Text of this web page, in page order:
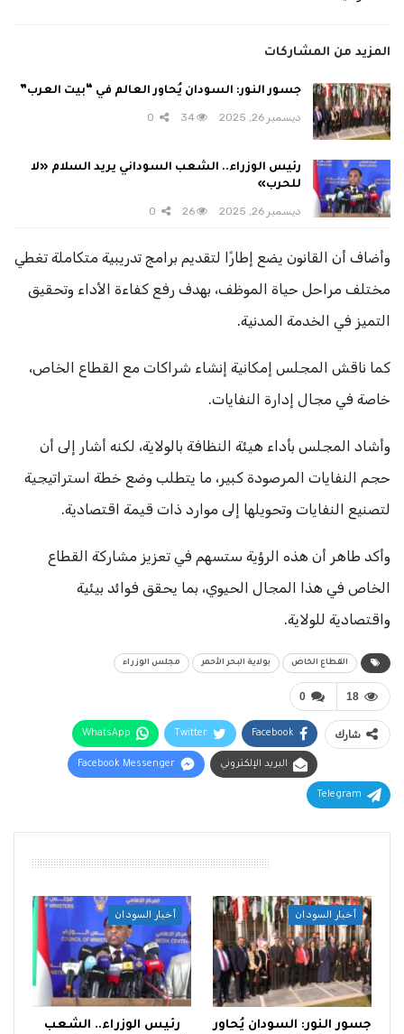
المزيد من المشاركات
جسور النور: السودان يُحاور العالم في “بيت العرب”
ديسمبر 26, 2025 34
رئيس الوزراء.. الشعب السوداني يريد السلام «لا
للحرب»
ديسمبر 26, 2025 26
وأضاف أن القانون يضع إطارًا لتقديم برامج تدريبية متكاملة تغطي
مختلف مراحل حياة الموظف، بهدف رفع كفاءة الأداء وتحقيق
التميز في الخدمة المدنية.
كما ناقش المجلس إمكانية إنشاء شراكات مع القطاع الخاص،
خاصة في مجال إدارة النفايات.
وأشاد المجلس بأداء هيئة النظافة بالولاية، لكنه أشار إلى أن
حجم النفايات المرصودة كبير، ما يتطلب وضع خطة استراتيجية
لتصنيع النفايات وتحويلها إلى موارد ذات قيمة اقتصادية.
وأكد طاهر أن هذه الرؤية ستسهم في تعزيز مشاركة القطاع
الخاص في هذا المجال الحيوي، بما يحقق فوائد بيئية
واقتصادية للولاية.
القطاع الخاص بولاية البحر الأحمر مجلس الوزراء
0 18
شارك Facebook
Twitter
WhatsApp
البريد الإلكتروني Facebook Messenger
Telegram
أخبار السودان
جسور النور: السودان يُحاور
أخبار السودان
رئيس الوزراء.. الشعب